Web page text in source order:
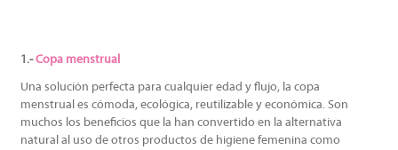
1.-Copa menstrual
Una solución perfecta para cualquier edad y flujo, la copa
menstrual es cómoda, ecológica, reutilizable y económica. Son
muchos los beneficios que la han convertido en la alternativa
natural al uso de otros productos de higiene femenina como